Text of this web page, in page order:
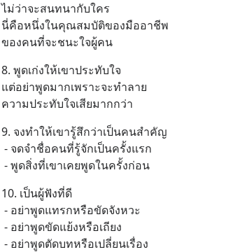
ไม่ว่าจะสนทนากับใคร
นี่คือหนึ่งในคุณสมบัติของมืออาชีพ
ของคนที่จะชนะใจผู้คน
8. พูดเก่งให้เขาประทับใจ
แต่อย่าพูดมากเพราะจะทำลาย
ความประทับใจเสียมากกว่า
9. จงทำให้เขารู้สึกว่าเป็นคนสำคัญ
- จดจำชื่อคนที่รู้จักเป็นครั้งแรก
- พูดสิ่งที่เขาเคยพูดในครั้งก่อน
10. เป็นผู้ฟังที่ดี
- อย่าพูดแทรกหรือขัดจังหวะ
- อย่าพูดขัดแย้งหรือเถียง
- อย่าพูดตัดบทหรือเปลี่ยนเรื่อง